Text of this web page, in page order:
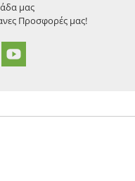
μας
Προσφορές μας!